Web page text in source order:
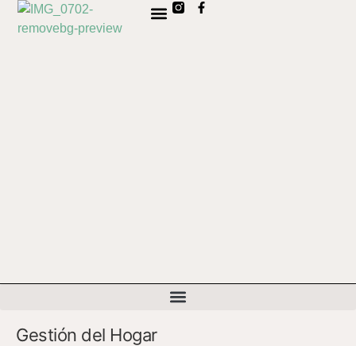
Gestión del Hogar